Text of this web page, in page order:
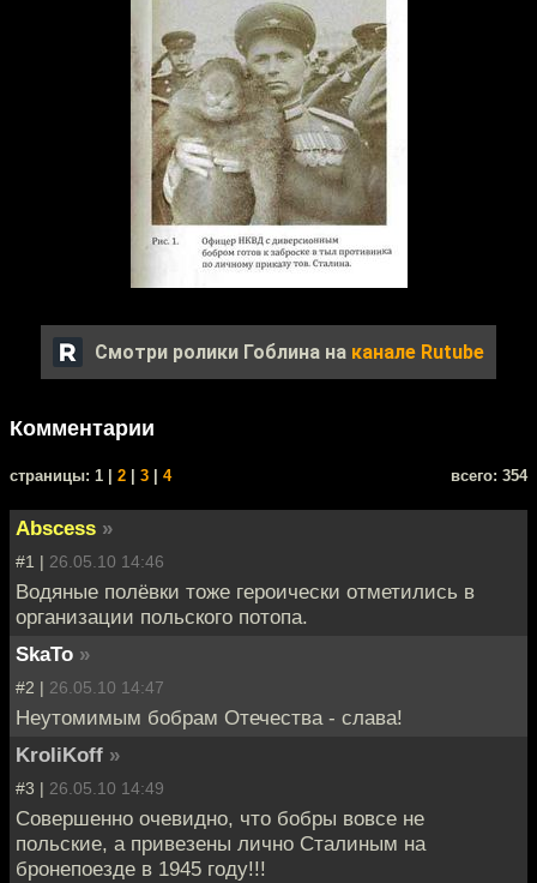
Смотри ролики Гоблина на канале Rutube
Комментарии
cтраницы: 1 | 2 3 4 всего: 354
Abscess »
#1 | 26.05.10 14:46
Водяные полёвки тоже героически отметились в
организации польского потопа.
SkaTo »
#2 | 26.05.10 14:47
Неутомимым бобрам Отечества - слава!
KroliKoff »
#3 | 26.05.10 14:49
Совершенно очевидно, что бобры вовсе не
польские, а привезены лично Сталиным на
бронепоезде в 1945 году!!!